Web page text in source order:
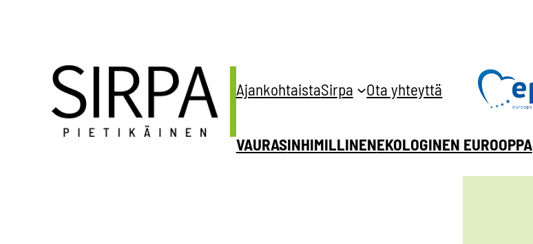
AjankohtaistaSirpa Ota yhteyttä
VAURASINHIMILLINENEKOLOGINEN EUROOPPA